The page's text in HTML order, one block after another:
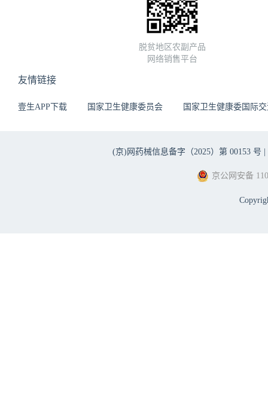
脱贫地区农副产品
网络销售平台
友情链接
壹生APP下载 国家卫生健康委员会 国家卫生健康委国际
(京)网药械信息备字（2025）第 00153 号 |
京公网安备